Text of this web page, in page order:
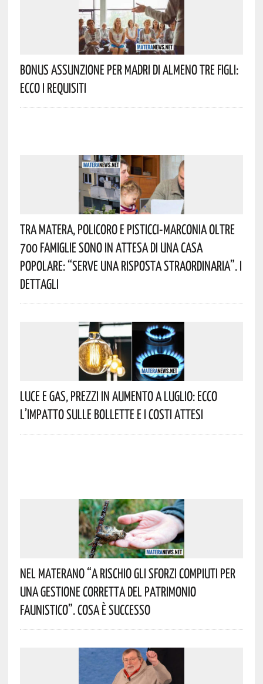
Bonus Assunzione Per Madri Di Almeno Tre Figli:
Ecco I Requisiti
Tra Matera, Policoro E Pisticci-Marconia Oltre
700 Famiglie Sono In Attesa Di Una Casa
Popolare: “serve Una Risposta Straordinaria”. I
Dettagli
Luce E Gas, Prezzi In Aumento A Luglio: Ecco
L’impatto Sulle Bollette E I Costi Attesi
Nel Materano “a Rischio Gli Sforzi Compiuti Per
Una Gestione Corretta Del Patrimonio
Faunistico”. Cosa È Successo